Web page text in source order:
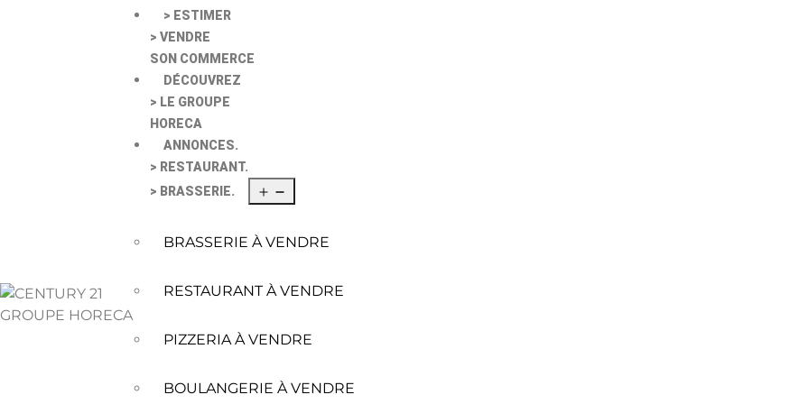
> ESTIMER
> VENDRE
SON COMMERCE
DÉCOUVREZ
> LE GROUPE
HORECA
ANNONCES.
> RESTAURANT.
> BRASSERIE.
BRASSERIE À VENDRE
RESTAURANT À VENDRE
PIZZERIA À VENDRE
BOULANGERIE À VENDRE